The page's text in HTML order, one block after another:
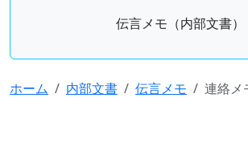
伝言メモ（内部文書）
ホーム 内部文書 伝言メモ 連絡メ